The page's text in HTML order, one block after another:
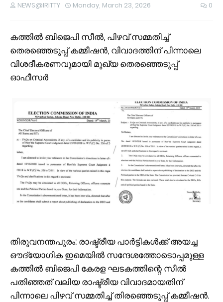
NEWS@IRITTY Monday, March 23, 2026 0
കത്തിൽ ബിജെപി സീൽ, പിഴവ് സമ്മതിച്ച്
തെരഞ്ഞെടുപ്പ് കമ്മീഷൻ, വിവാദത്തിന് പിന്നാലെ
വിശദീകരണവുമായി മുഖ്യ തെരഞ്ഞെടുപ്പ്
ഓഫീസർ
തിരുവനന്തപുരം: രാഷ്ട്രീയ പാർട്ടികൾക്ക് അയച്ച
ഔദ്യോഗിക ഇമെയിൽ സന്ദേശത്തോടൊപ്പമുള്ള
കത്തിൽ ബിജെപി കേരള ഘടകത്തിന്റെ സീൽ
പതിഞ്ഞത് വലിയ രാഷ്ട്രീയ വിവാദമായതിന്
പിന്നാലെ പിഴവ് സമ്മതിച്ച് തിരഞ്ഞെടുപ്പ് കമ്മീഷൻ.